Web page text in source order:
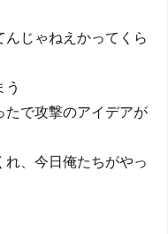
じゃねえかってくら
う
たで攻撃のアイデアが
、今日俺たちがやっ